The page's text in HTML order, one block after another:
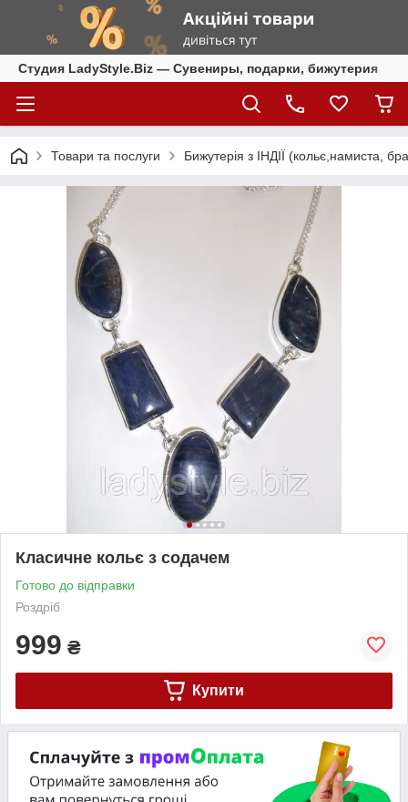
Студия LadyStyle.Biz — Сувениры, подарки, бижутерия
Товари та послуги Бижутерія з ІНДІЇ (кольє,намиста,
Класичне кольє з содачем
Готово до відправки
Роздріб
999 ₴
Купити